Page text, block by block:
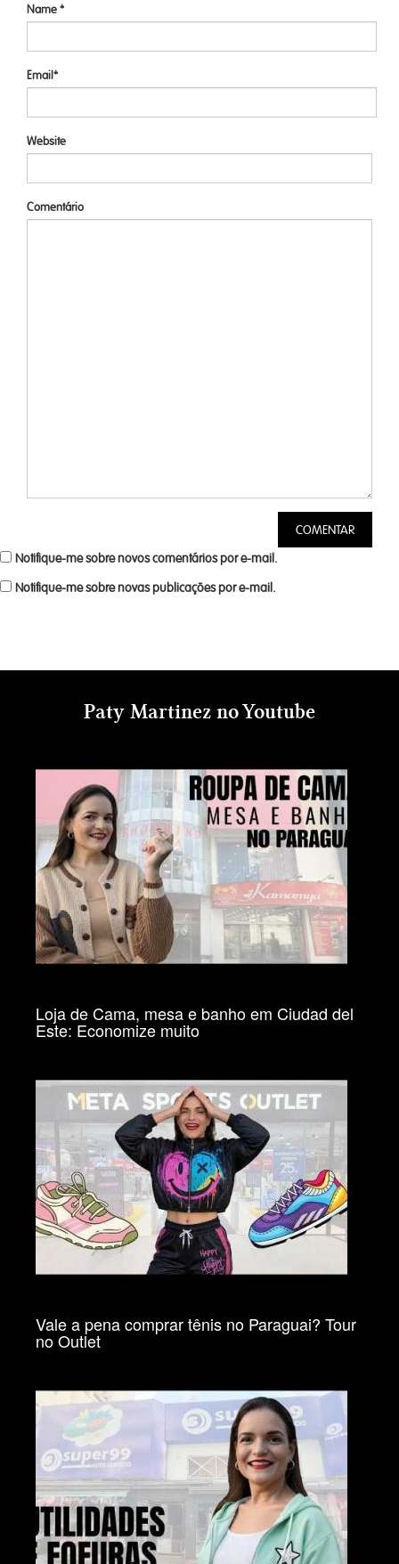
Name *
Email*
Website
Comentário
Notifique-me sobre novos comentários por e-mail.
Notifique-me sobre novas publicações por e-mail.
Paty Martinez no Youtube
Loja de Cama, mesa e banho em Ciudad del
Este: Economize muito
Vale a pena comprar tênis no Paraguai? Tour
no Outlet